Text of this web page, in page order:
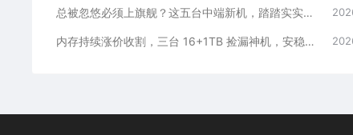
总被忽悠必须上旗舰？这五台中端新机，踏踏实实流畅五年
内存持续涨价收割，三台 16+1TB 捡漏神机，安稳流畅用五年